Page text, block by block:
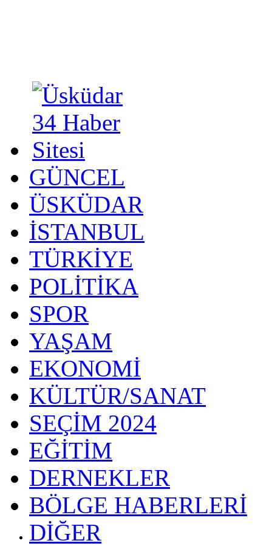
GÜNCEL
ÜSKÜDAR
İSTANBUL
TÜRKİYE
POLİTİKA
SPOR
YAŞAM
EKONOMİ
KÜLTÜR/SANAT
SEÇİM 2024
EĞİTİM
DERNEKLER
BÖLGE HABERLERİ
DİĞER